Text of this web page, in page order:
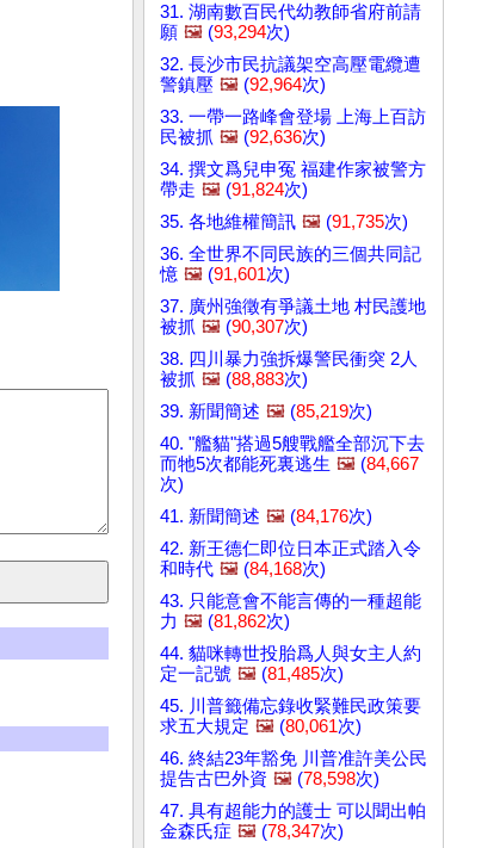
31. 湖南數百民代幼教師省府前請
願 🖼️ (93,294次)
32. 長沙市民抗議架空高壓電纜遭
警鎮壓 🖼️ (92,964次)
33. 一帶一路峰會登場 上海上百訪
民被抓 🖼️ (92,636次)
34. 撰文爲兒申冤 福建作家被警方
帶走 🖼️ (91,824次)
35. 各地維權簡訊 🖼️ (91,735次)
36. 全世界不同民族的三個共同記
憶 🖼️ (91,601次)
37. 廣州強徵有爭議土地 村民護地
被抓 🖼️ (90,307次)
38. 四川暴力強拆爆警民衝突 2人
被抓 🖼️ (88,883次)
39. 新聞簡述 🖼️ (85,219次)
40. "艦貓"搭過5艘戰艦全部沉下去
而牠5次都能死裏逃生 🖼️ (84,667
次)
41. 新聞簡述 🖼️ (84,176次)
42. 新王德仁即位日本正式踏入令
和時代 🖼️ (84,168次)
43. 只能意會不能言傳的一種超能
力 🖼️ (81,862次)
44. 貓咪轉世投胎爲人與女主人約
定一記號 🖼️ (81,485次)
45. 川普籤備忘錄收緊難民政策要
求五大規定 🖼️ (80,061次)
46. 終結23年豁免 川普准許美公民
提告古巴外資 🖼️ (78,598次)
47. 具有超能力的護士 可以聞出帕
金森氏症 🖼️ (78,347次)